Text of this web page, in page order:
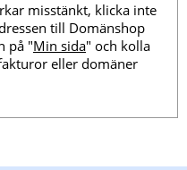
misstänkt, klicka inte
till Domänshop
på "Min sida" och kolla
eller domäner